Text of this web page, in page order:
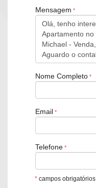
Mensagem
Nome Completo
Email
Telefone
* campos obrigatórios